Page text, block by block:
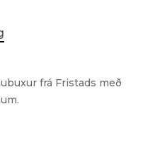
frá Fristads með